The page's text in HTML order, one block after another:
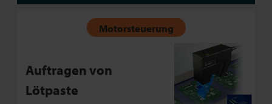
Motorsteuerung
Auftragen von
Lötpaste